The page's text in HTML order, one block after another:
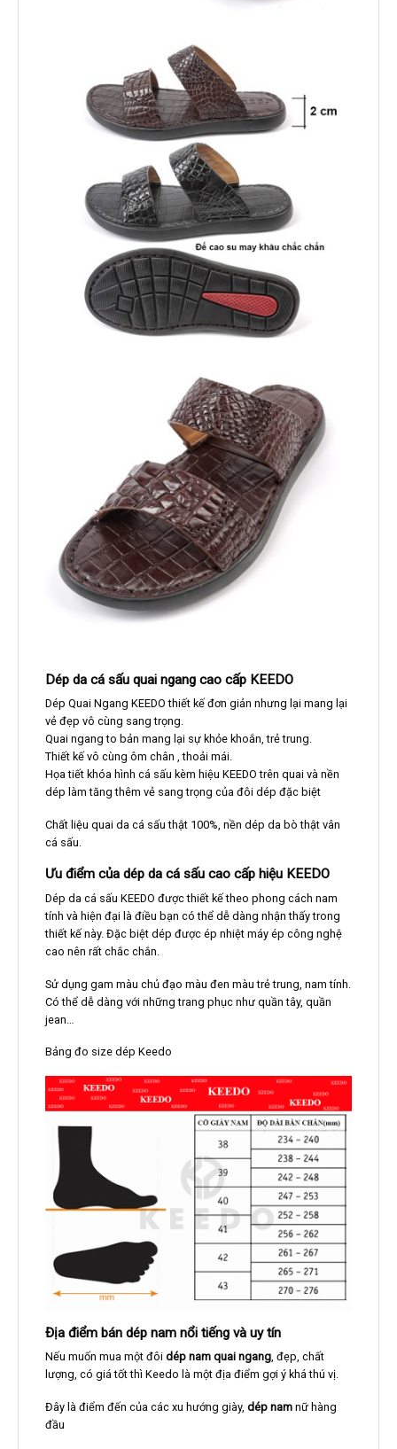
Dép da cá sấu quai ngang cao cấp KEEDO
Dép Quai Ngang KEEDO thiết kế đơn giản nhưng lại mang lại
vẻ đẹp vô cùng sang trọng.
Quai ngang to bản mang lại sự khỏe khoắn, trẻ trung.
Thiết kế vô cùng ôm chân , thoải mái.
Họa tiết khóa hình cá sấu kèm hiệu KEEDO trên quai và nền
dép làm tăng thêm vẻ sang trọng của đôi dép đặc biệt
Chất liệu quai da cá sấu thật 100%, nền dép da bò thật vân
cá sấu.
Ưu điểm của dép da cá sấu cao cấp hiệu KEEDO
Dép da cá sấu KEEDO được thiết kế theo phong cách nam
tính và hiện đại là điều bạn có thể dễ dàng nhận thấy trong
thiết kế này. Đặc biệt dép được ép nhiệt máy ép công nghệ
cao nên rất chắc chắn.
Sử dụng gam màu chủ đạo màu đen màu trẻ trung, nam tính.
Có thể dễ dàng với những trang phục như quần tây, quần
jean…
Bảng đo size dép Keedo
Địa điểm bán dép nam nổi tiếng và uy tín
Nếu muốn mua một đôi dép nam quai ngang, đẹp, chất
lượng, có giá tốt thì Keedo là một địa điểm gợi ý khá thú vị.
Đây là điểm đến của các xu hướng giày, dép namnữ hàng
đầu